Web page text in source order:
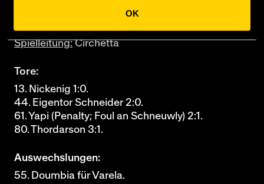
OK
Spielleitung:Circhetta
Tore:
13. Nickenig 1:0.
44. Eigentor Schneider 2:0.
61. Yapi (Penalty; Foul an Schneuwly) 2:1.
80. Thordarson 3:1.
Auswechslungen:
55. Doumbia für Varela.